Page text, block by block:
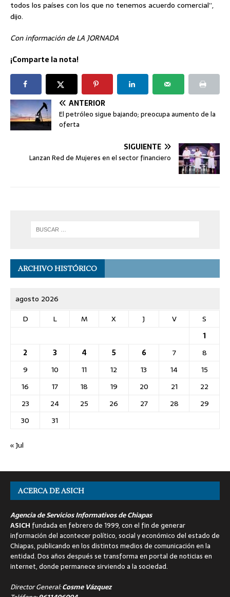
todos los países con los que no tenemos acuerdo comercial”,
dijo.
Con información de LA JORNADA
¡Comparte la nota!
ANTERIOR
El petróleo sigue bajando; preocupa aumento de la
oferta
SIGUIENTE
Lanzan Red de Mujeres en el sector financiero
ARCHIVO HISTÓRICO
agosto 2026
D
L M X J V
S
1
2
3 4 5 6 7
8
9
10 11 12 13 14
15
16
17 18 19 20 21
22
23
24 25 26 27 28
29
30
31
« Jul
ACERCA DE ASICH
Agencia de Servicios Informativos de Chiapas
ASICH fundada en febrero de 1999, con el fin de generar
información del acontecer político, social y económico del estado de
Chiapas, publicando en los distintos medios de comunicación en la
entidad. Dos años después se transforma en portal de noticias en
internet, donde permanece sirviendo a la sociedad.
Director General:Cosme Vázquez